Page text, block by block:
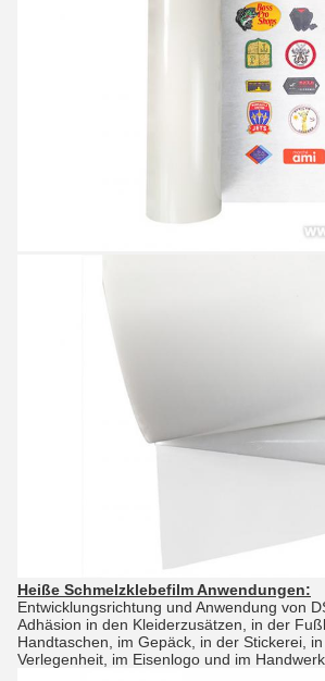
Heiße Schmelzklebefilm Anwendungen:
Entwicklungsrichtung und Anwendung von
Adhäsion in den Kleiderzusätzen, in der
Handtaschen, im Gepäck, in der Stickerei,
Verlegenheit, im Eisenlogo und im Handwerk.